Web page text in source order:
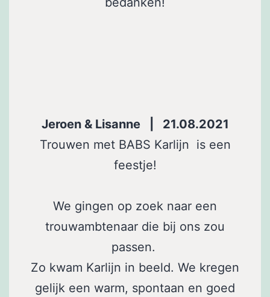
Jeroen & Lisanne | 21.08.2021
Trouwen met BABS Karlijn is een
feestje!
We gingen op zoek naar een
trouwambtenaar die bij ons zou
passen.
Zo kwam Karlijn in beeld. We kregen
gelijk een warm, spontaan en goed